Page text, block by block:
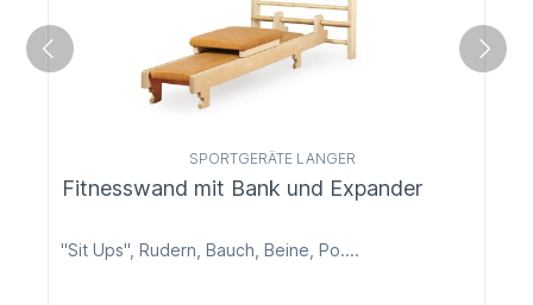
SPORTGERÄTE LANGER
Fitnesswand mit Bank und Expander
"Sit Ups", Rudern, Bauch, Beine, Po....